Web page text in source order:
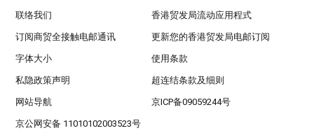
联络我们 香港贸发局流动应用程式
订阅商贸全接触电邮通讯 更新您的香港贸发局电邮订阅
字体大小 使用条款
私隐政策声明 超连结条款及细则
网站导航 京ICP备09059244号
京公网安备 11010102003523号